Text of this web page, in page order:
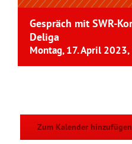
Gespräch mit SWR-
Deliga
Montag, 17. April
Zum Kalender hinzufügen